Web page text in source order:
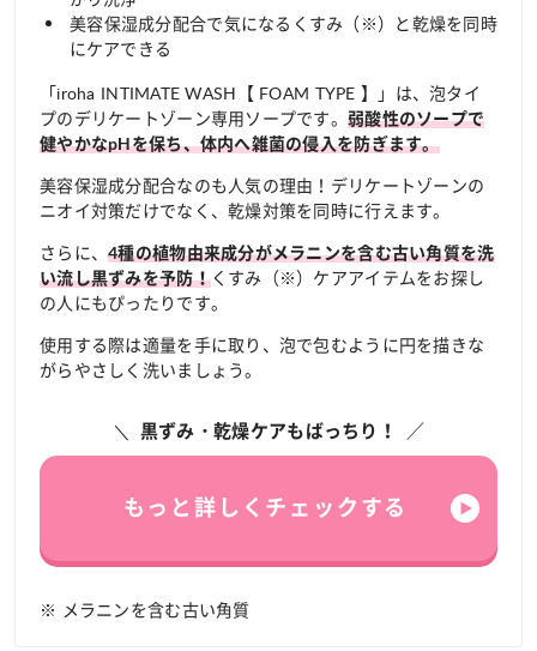
美容保湿成分配合で気になるくすみ（※）と乾燥を同時
にケアできる
「iroha INTIMATE WASH【 FOAM TYPE 】」は、泡タイ
プのデリケートゾーン専用ソープです。弱酸性のソープで
健やかなpHを保ち、体内へ雑菌の侵入を防ぎます。
美容保湿成分配合なのも人気の理由！デリケートゾーンの
ニオイ対策だけでなく、乾燥対策を同時に行えます。
さらに、4種の植物由来成分がメラニンを含む古い角質を洗
い流し黒ずみを予防！くすみ（※）ケアアイテムをお探し
の人にもぴったりです。
使用する際は適量を手に取り、泡で包むように円を描きな
がらやさしく洗いましょう。
黒ずみ・乾燥ケアもばっちり！
もっと詳しくチェックする
※ メラニンを含む古い角質